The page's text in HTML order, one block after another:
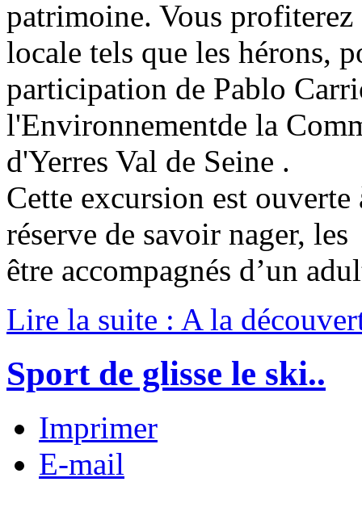
patrimoine. Vous
locale tels que les hérons,
participation de Pablo
l'Environnementde la
d'Yerres Val de Seine .
Cette excursion est
réserve de savoir nager,
être accompagnés d’un
Lire la suite : A la
Sport de glisse le ski..
Imprimer
E-mail